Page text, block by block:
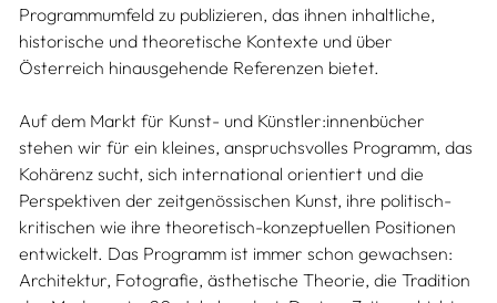
Programmumfeld zu publizieren, das ihnen inhaltliche,
historische und theoretische Kontexte und über
Österreich hinausgehende Referenzen bietet.
Auf dem Markt für Kunst- und Künstler:innenbücher
stehen wir für ein kleines, anspruchsvolles Programm, das
Kohärenz sucht, sich international orientiert und die
Perspektiven der zeitgenössischen Kunst, ihre politisch-
kritischen wie ihre theoretisch-konzeptuellen Positionen
entwickelt. Das Programm ist immer schon gewachsen:
Architektur, Fotografie, ästhetische Theorie, die Tradition